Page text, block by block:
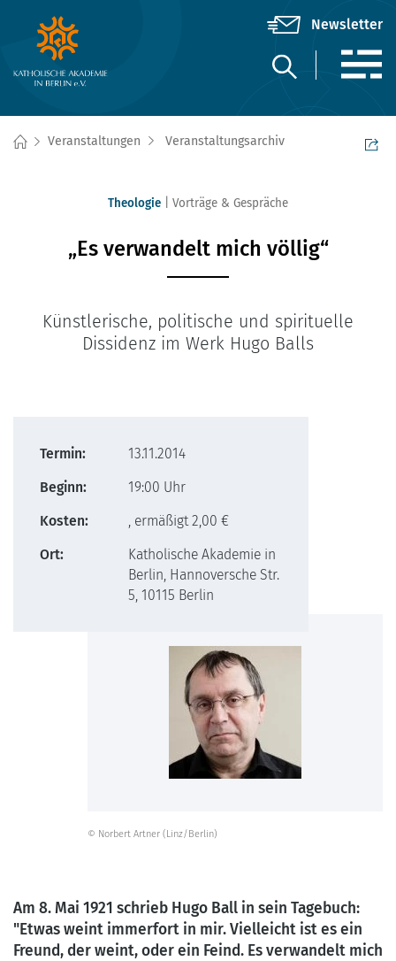
Veranstaltungen Veranstaltungsarchiv
Theologie Vorträge & Gespräche
„Es verwandelt mich völlig“
Künstlerische, politische und spirituelle
Dissidenz im Werk Hugo Balls
© Norbert Artner (Linz/Berlin)
Termin:
13.11.2014
Beginn:
19:00 Uhr
Kosten:
, ermäßigt 2,00 €
Ort:
Katholische Akademie in
Berlin, Hannoversche Str.
5, 10115 Berlin
Am 8. Mai 1921 schrieb Hugo Ball in sein Tagebuch:
"Etwas weint immerfort in mir. Vielleicht ist es ein
Freund, der weint, oder ein Feind. Es verwandelt mich